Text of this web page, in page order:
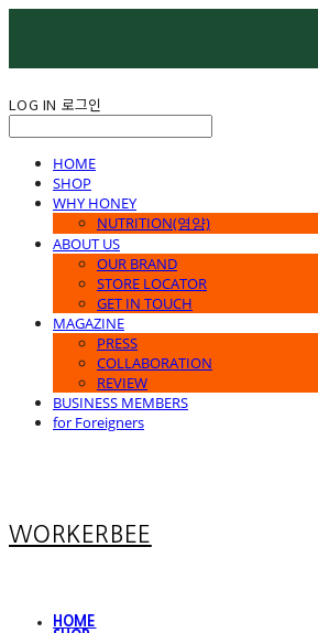
LOG IN 로그인
HOME
SHOP
WHY HONEY
NUTRITION(영양)
ABOUT US
OUR BRAND
STORE LOCATOR
GET IN TOUCH
MAGAZINE
PRESS
COLLABORATION
REVIEW
BUSINESS MEMBERS
for Foreigners
WORKERBEE
HOME